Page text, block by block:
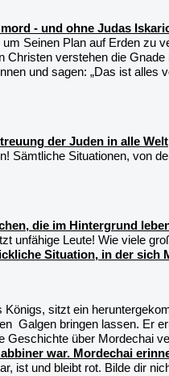
- und ohne Judas
Seinen Plan auf Erden zu
Christen verstehen die
und sagen: „Das ist
der Juden in alle
Sämtliche Situationen, von
die im Hintergrund
unfähige Leute! Wie viele
Situation, in der
sitzt ein
Galgen bringen lassen. Er
Geschichte über Mordechai
war. Mordechai
ist und bleibt rot. Bilde dir